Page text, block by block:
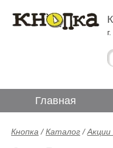
Главная
Кнопка /Каталог /